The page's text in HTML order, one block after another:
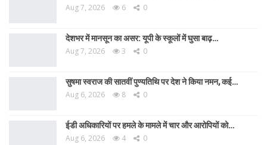
Aug 7, 2026 6 0
देशभर में मानसून का असर: यूपी के स्कूलों में घुसा बाढ़…
Aug 7, 2026 3 0
सुषमा स्वराज की सातवीं पुण्यतिथि पर देश ने किया नमन, कई…
Aug 6, 2026 8 0
ईडी अधिकारियों पर हमले के मामले में चार और आरोपियों को…
Aug 6, 2026 4 0